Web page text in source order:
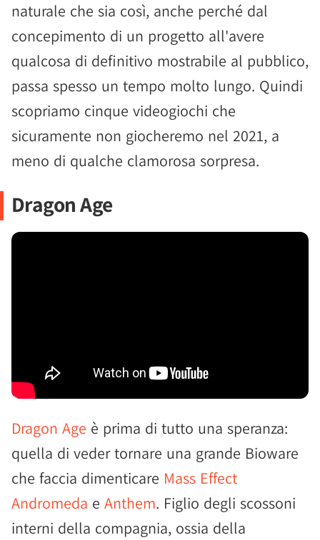
naturale che sia così, anche perché dal
concepimento di un progetto all'avere
qualcosa di definitivo mostrabile al pubblico,
passa spesso un tempo molto lungo. Quindi
scopriamo cinque videogiochi che
sicuramente non giocheremo nel 2021, a
meno di qualche clamorosa sorpresa.
Dragon Age
Dragon Age è prima di tutto una speranza:
quella di veder tornare una grande Bioware
che faccia dimenticare Mass Effect
Andromeda e Anthem. Figlio degli scossoni
interni della compagnia, ossia della